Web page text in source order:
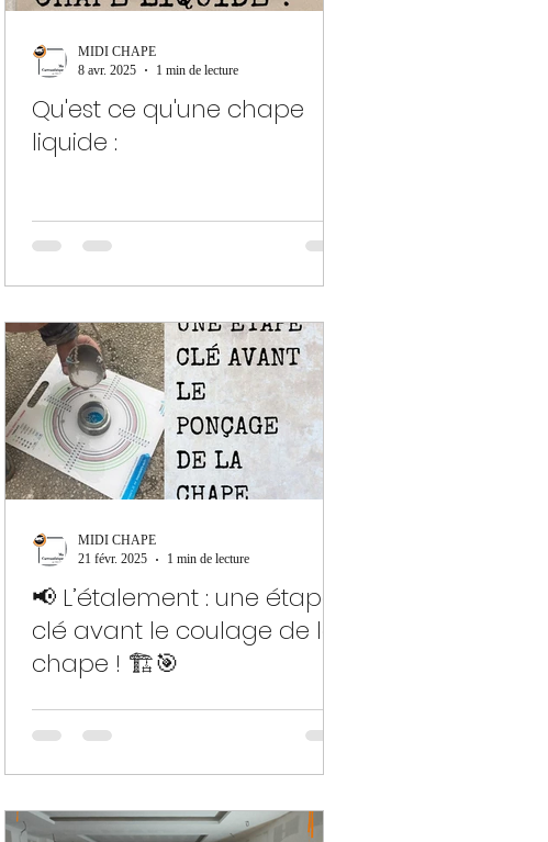
Qu'est ce qu'une chape
liquide :
MIDI CHAPE
8 avr. 2025
1 min de lecture
📢 L’étalement : une étape
clé avant le coulage de la
chape ! 🏗️🎯
MIDI CHAPE
21 févr. 2025
1 min de lecture